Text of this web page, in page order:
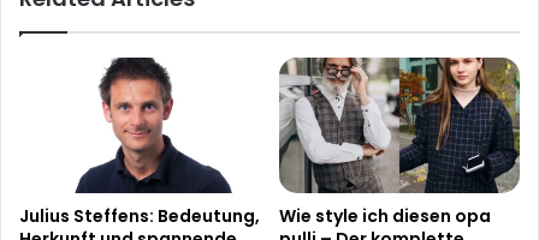
Julius Steffens: Bedeutung,
Wie style ich diesen opa